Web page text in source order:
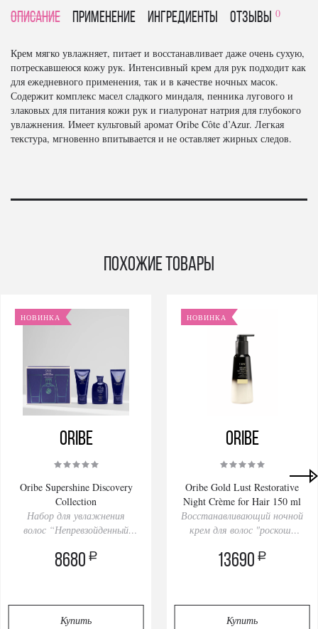
Описание Применение Ингредиенты отзывы 0
Крем мягко увлажняет, питает и восстанавливает даже очень сухую,
потрескавшеюся кожу рук. Интенсивный крем для рук подходит как
для ежедневного применения, так и в качестве ночных масок.
Содержит комплекс масел сладкого миндаля, пенника лугового и
злаковых для питания кожи рук и гиалуронат натрия для глубокого
увлажнения. Имеет культовый аромат Oribe Côte d’Azur. Легкая
текстура, мгновенно впитывается и не оставляет жирных следов.
Похожие товары
НОВИНКА
Oribe
Oribe Supershine Discovery
Collection
Набор для увлажнения
волос “Непревзойденный
8680 a
Купить
НОВИНКА
Oribe
Oribe Gold Lust Restorative
Night Crème for Hair 150 ml
Восстанавливающий ночной
крем для волос "роскошь
13690 a
Купить